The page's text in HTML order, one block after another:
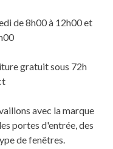
de 8h00 à 12h00 et
gratuit sous 72h
avec la marque
portes d'entrée, des
de fenêtres.